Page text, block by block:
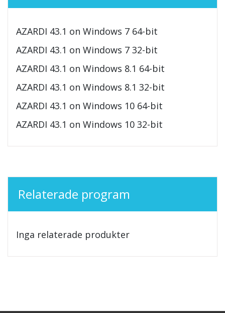
AZARDI 43.1 on Windows 7 64-bit
AZARDI 43.1 on Windows 7 32-bit
AZARDI 43.1 on Windows 8.1 64-bit
AZARDI 43.1 on Windows 8.1 32-bit
AZARDI 43.1 on Windows 10 64-bit
AZARDI 43.1 on Windows 10 32-bit
Relaterade program
Inga relaterade produkter